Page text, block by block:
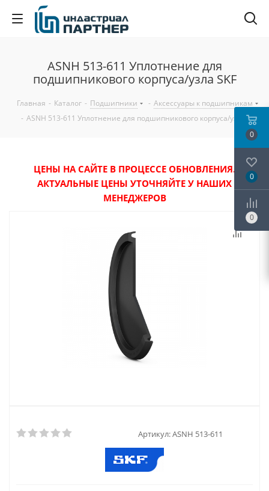
ASNH 513-611 Уплотнение для
подшипникового корпуса/узла SKF
Главная - Каталог - Подшипники - Аксессуары к подшипникам
- ASNH 513-611 Уплотнение для подшипникового корпуса/узла SKF
ЦЕНЫ НА САЙТЕ В ПРОЦЕССЕ ОБНОВЛЕНИЯ.
АКТУАЛЬНЫЕ ЦЕНЫ УТОЧНЯЙТЕ У НАШИХ
МЕНЕДЖЕРОВ
Артикул:ASNH 513-611
0
0
0